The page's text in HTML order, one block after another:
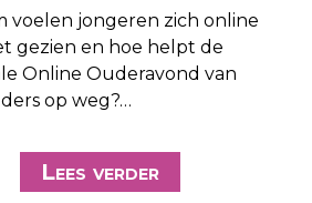
voelen jongeren zich online
gezien en hoe helpt de
Online Ouderavond van
op weg?…
Lees verder